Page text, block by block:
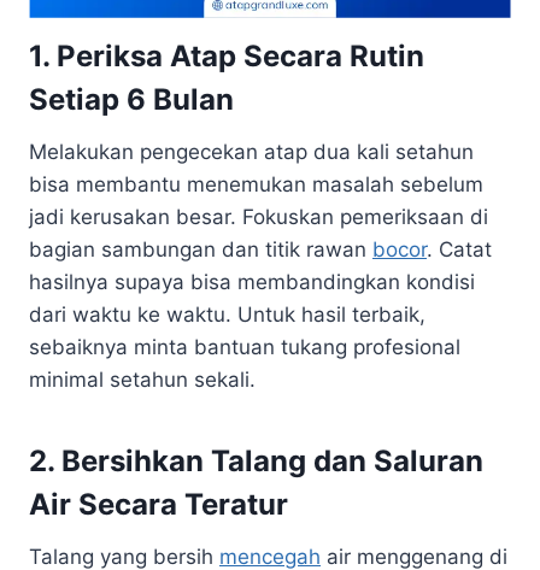
1. Periksa Atap Secara Rutin
Setiap 6 Bulan
Melakukan pengecekan atap dua kali setahun
bisa membantu menemukan masalah sebelum
jadi kerusakan besar. Fokuskan pemeriksaan di
bagian sambungan dan titik rawan bocor. Catat
hasilnya supaya bisa membandingkan kondisi
dari waktu ke waktu. Untuk hasil terbaik,
sebaiknya minta bantuan tukang profesional
minimal setahun sekali.
2. Bersihkan Talang dan Saluran
Air Secara Teratur
Talang yang bersih mencegah air menggenang di